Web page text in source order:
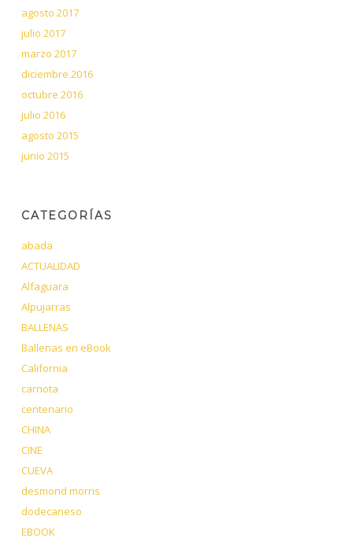
agosto 2017
julio 2017
marzo 2017
diciembre 2016
octubre 2016
julio 2016
agosto 2015
junio 2015
CATEGORÍAS
abada
ACTUALIDAD
Alfaguara
Alpujarras
BALLENAS
Ballenas en eBook
California
carnota
centenario
CHINA
CINE
CUEVA
desmond morris
dodecaneso
EBOOK